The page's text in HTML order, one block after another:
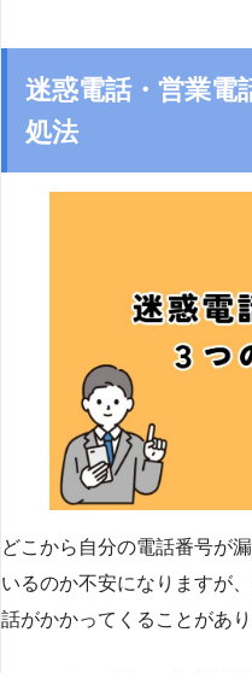
迷惑電話・営業電
処法
どこから自分の電話番号が
いるのか不安になりますが
話がかかってくることがあり